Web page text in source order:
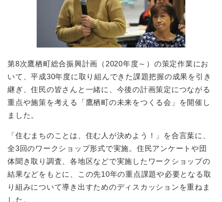
第8次鷹栖町総合振興計画（2020年度～）の策定作業にお
いて、平成30年度に取り組んできた課題把握の成果を引き
継ぎ、住民の皆さんと一緒に、今後の計画策定につながる
重点や施策を考える「鷹栖町の未来をつくる会」を開催し
ました。
「住むまちのことは、住む人が決めよう！」を合言葉に、
全3回のワークショップ形式で実施。住民アンケートや団
体聞き取り調査、各地区などで実施したワークショップの
結果などをもとに、この先10年の重点課題や必要となる取
り組みについて導き出すためのディスカッションを重ねま
した。